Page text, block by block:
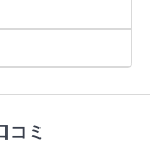
コミ